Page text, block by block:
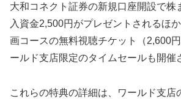
大和コネクト証券の新規口座開設で株
入資金2,500円がプレゼントされるほ
画コースの無料視聴チケット（2,600
ールド支店限定のタイムセールも開催
これらの特典の詳細は、ワールド支店